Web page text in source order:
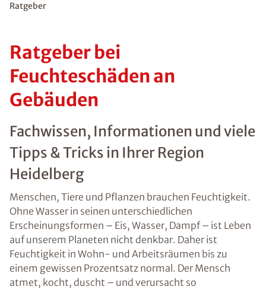
Ratgeber
Ratgeber bei
Feuchteschäden an
Gebäuden
Fachwissen, Informationen und viele
Tipps & Tricks in Ihrer Region
Heidelberg
Menschen, Tiere und Pflanzen brauchen Feuchtigkeit.
Ohne Wasser in seinen unterschiedlichen
Erscheinungsformen – Eis, Wasser, Dampf – ist Leben
auf unserem Planeten nicht denkbar. Daher ist
Feuchtigkeit in Wohn- und Arbeitsräumen bis zu
einem gewissen Prozentsatz normal. Der Mensch
atmet, kocht, duscht – und verursacht so